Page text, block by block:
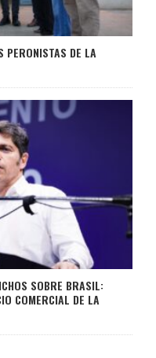
PERONISTAS DE LA
SOBRE BRASIL:
COMERCIAL DE LA